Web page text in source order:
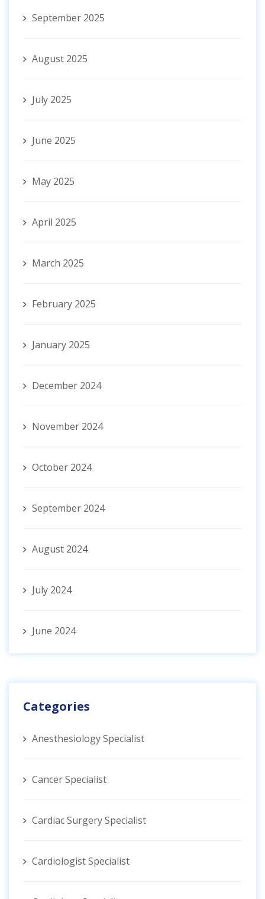
September 2025
August 2025
July 2025
June 2025
May 2025
April 2025
March 2025
February 2025
January 2025
December 2024
November 2024
October 2024
September 2024
August 2024
July 2024
June 2024
Categories
Anesthesiology Specialist
Cancer Specialist
Cardiac Surgery Specialist
Cardiologist Specialist